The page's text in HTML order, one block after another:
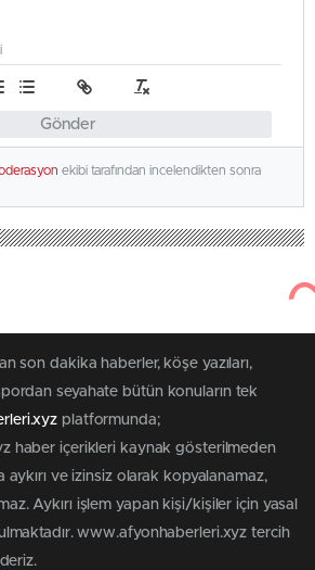
Gönder
ekibi tarafından incelendikten sonra
son dakika haberler, köşe yazıları,
seyahate bütün konuların tek
platformunda;
haber içerikleri kaynak gösterilmeden
aykırı ve izinsiz olarak kopyalanamaz,
Aykırı işlem yapan kişi/kişiler için yasal
www.afyonhaberleri.xyz tercih